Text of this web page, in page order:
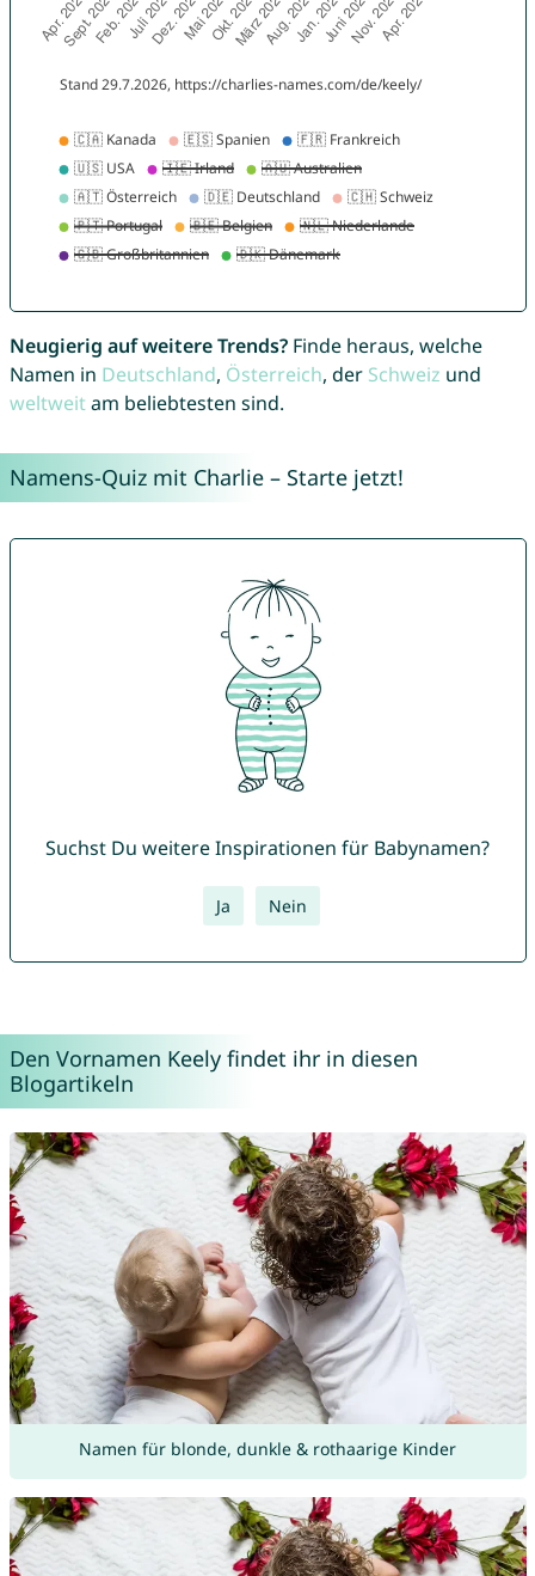
Neugierig auf weitere Trends?Finde heraus, welche
Namen in Deutschland, Österreich, der Schweiz und
weltweitam beliebtesten sind.
Namens-Quiz mit Charlie – Starte jetzt!
Suchst Du weitere Inspirationen für Babynamen?
Ja Nein
Den Vornamen Keely findet ihr in diesen
Blogartikeln
Namen für blonde, dunkle & rothaarige Kinder